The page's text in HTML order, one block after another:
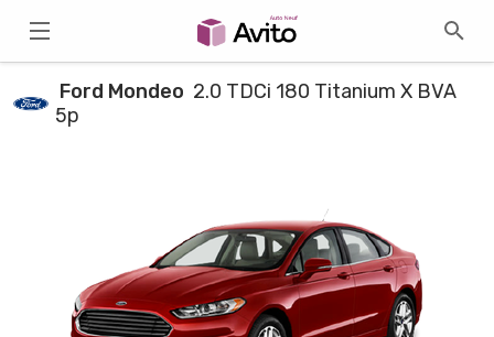
Ford Mondeo 2.0 TDCi 180 Titanium X BVA
5p